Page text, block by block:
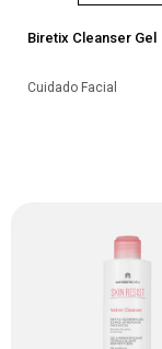
Biretix Cleanser Gel
Cuidado Facial